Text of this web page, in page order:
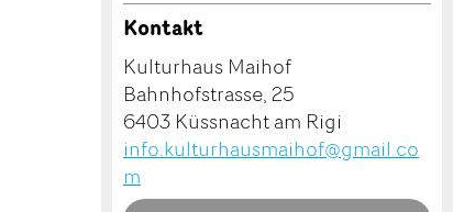
Kontakt
Kulturhaus Maihof
Bahnhofstrasse, 25
6403 Küssnacht am Rigi
info.kulturhausmaihof@gmail.co
m